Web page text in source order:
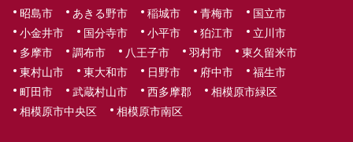
昭島市 あきる野市 稲城市 青梅市
国立市
小金井市
国分寺市 小平市 狛江市
立川市
多摩市
調布市 八王子市 羽村市
東久留米市
東村山市
東大和市 日野市 府中市
福生市
町田市
武蔵村山市 西多摩郡
相模原市緑区
相模原市中央区
相模原市南区